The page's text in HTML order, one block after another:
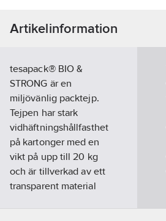
Artikelinformation
tesapack® BIO &
STRONG är en
miljövänlig packtejp.
Tejpen har stark
vidhäftningshållfasthet
på kartonger med en
vikt på upp till 20 kg
och är tillverkad av ett
transparent material